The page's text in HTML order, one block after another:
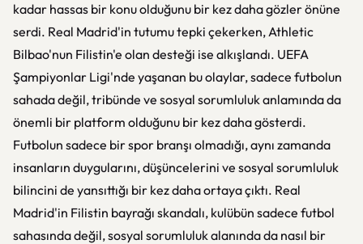
kadar hassas bir konu olduğunu bir kez daha gözler önüne
serdi. Real Madrid'in tutumu tepki çekerken, Athletic
Bilbao'nun Filistin'e olan desteği ise alkışlandı. UEFA
Şampiyonlar Ligi'nde yaşanan bu olaylar, sadece futbolun
sahada değil, tribünde ve sosyal sorumluluk anlamında da
önemli bir platform olduğunu bir kez daha gösterdi.
Futbolun sadece bir spor branşı olmadığı, aynı zamanda
insanların duygularını, düşüncelerini ve sosyal sorumluluk
bilincini de yansıttığı bir kez daha ortaya çıktı. Real
Madrid'in Filistin bayrağı skandalı, kulübün sadece futbol
sahasında değil, sosyal sorumluluk alanında da nasıl bir